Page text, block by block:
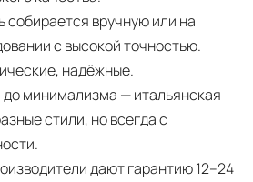
собирается вручную или на
с высокой точностью.
надёжные.
до минимализма — итальянская
стили, но всегда с
дают гарантию 12–24